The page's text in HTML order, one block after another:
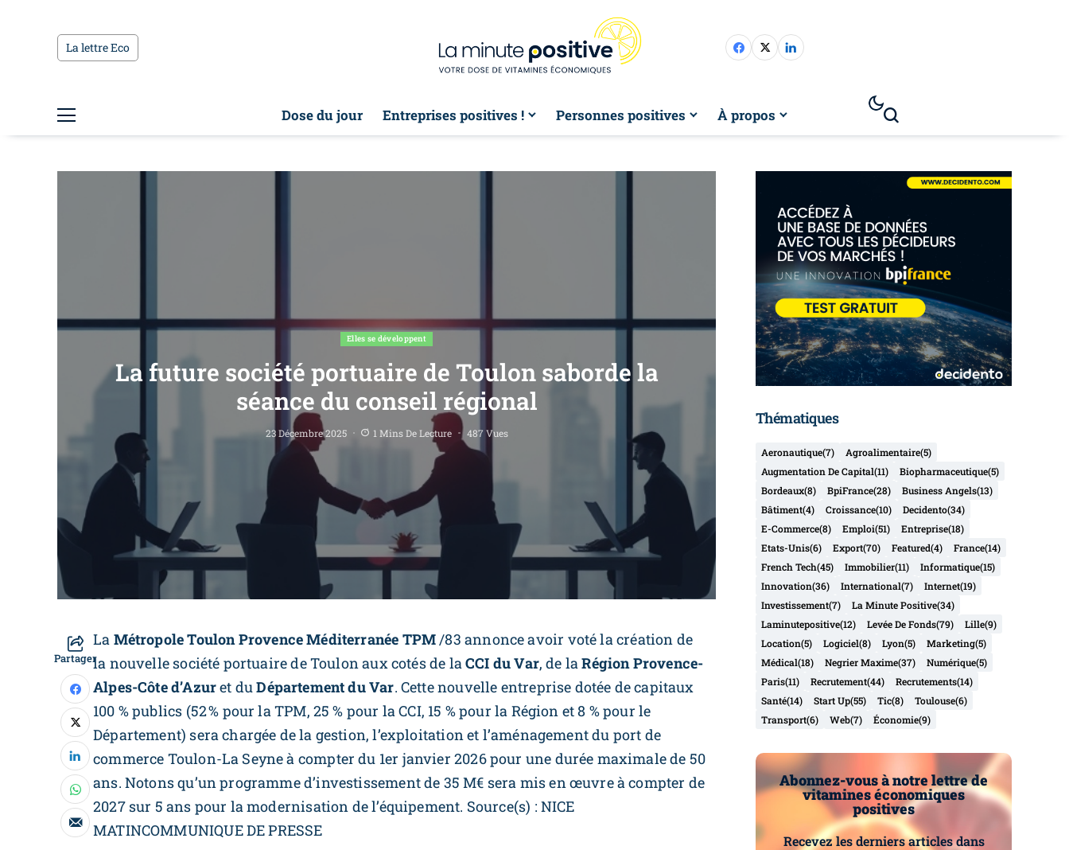
La lettre Eco
Dose du jour Entreprises positives ! Personnes positives À propos
Elles se développent
La future société portuaire de Toulon saborde la
séance du conseil régional
23 Décembre 2025 1 Mins De Lecture 487 Vues
Partager
La Métropole Toulon Provence Méditerranée TPM/83 annonce avoir voté la création de
la nouvelle société portuaire de Toulon aux cotés de laCCI du Var, de laRégion Provence-
Alpes-Côte d’Azuret duDépartement du Var. Cette nouvelle entreprise dotée de capitaux
100 % publics (52 % pour la TPM, 25 % pour la CCI, 15 % pour la Région et 8 % pour le
Département) sera chargée de la gestion, l’exploitation et l’aménagement du port de
commerce Toulon-La Seyne à compter du 1er janvier 2026 pour une durée maximale de 50
ans. Notons qu’un programme d’investissement de 35 M€ sera mis en œuvre à compter de
2027 sur 5 ans pour la modernisation de l’équipement. Source(s) : NICE
MATINCOMMUNIQUE DE PRESSE
Thématiques
Aeronautique(7) Agroalimentaire(5)
Augmentation De Capital(11) Biopharmaceutique(5)
Bordeaux(8) BpiFrance(28) Business Angels(13)
Bâtiment(4) Croissance(10) Decidento(34)
E-Commerce(8) Emploi(51) Entreprise(18)
Etats-Unis(6) Export(70) Featured(4) France(14)
French Tech(45) Immobilier(11) Informatique(15)
Innovation(36) International(7) Internet(19)
Investissement(7) La Minute Positive(34)
Laminutepositive(12) Levée De Fonds(79) Lille(9)
Location(5) Logiciel(8) Lyon(5) Marketing(5)
Médical(18) Negrier Maxime(37) Numérique(5)
Paris(11) Recrutement(44) Recrutements(14)
Santé(14) Start Up(55) Tic(8) Toulouse(6)
Transport(6) Web(7) Économie(9)
Abonnez-vous à notre lettre de
vitamines économiques
positives
Recevez les derniers articles dans